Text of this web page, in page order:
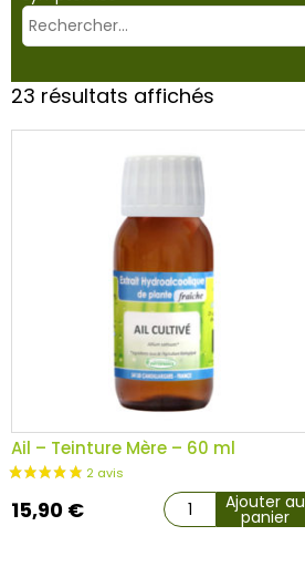
Mots
clés
:
23 résultats affichés
Ail – Teinture Mère – 60 ml
15,90 € Ajouter au
panier